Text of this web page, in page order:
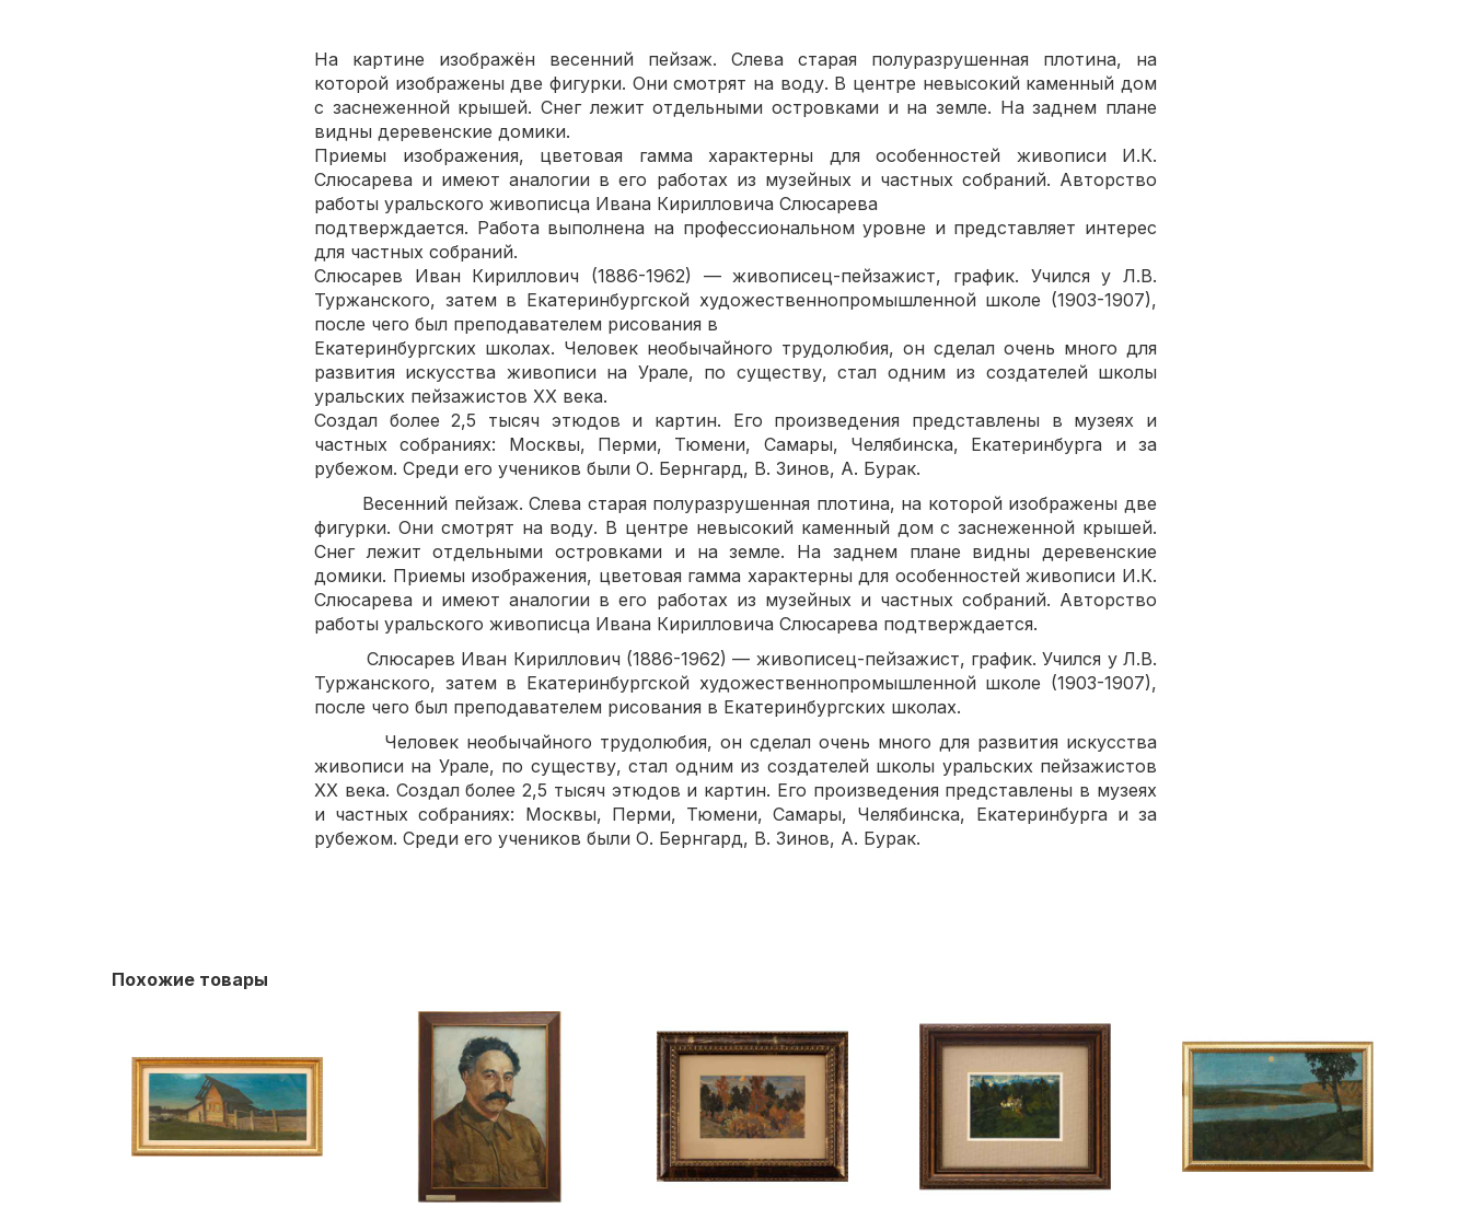
На картине изображён весенний пейзаж. Слева старая полуразрушенная плотина, на
которой изображены две фигурки. Они смотрят на воду. В центре невысокий каменный дом
с заснеженной крышей. Снег лежит отдельными островками и на земле. На заднем плане
видны деревенские домики.
Приемы изображения, цветовая гамма характерны для особенностей живописи И.К.
Слюсарева и имеют аналогии в его работах из музейных и частных собраний. Авторство
работы уральского живописца Ивана Кирилловича Слюсарева
подтверждается. Работа выполнена на профессиональном уровне и представляет интерес
для частных собраний.
Слюсарев Иван Кириллович (1886-1962) — живописец-пейзажист, график. Учился у Л.В.
Туржанского, затем в Екатеринбургской художественнопромышленной школе (1903-1907),
после чего был преподавателем рисования в
Екатеринбургских школах. Человек необычайного трудолюбия, он сделал очень много для
развития искусства живописи на Урале, по существу, стал одним из создателей школы
уральских пейзажистов XX века.
Создал более 2,5 тысяч этюдов и картин. Его произведения представлены в музеях и
частных собраниях: Москвы, Перми, Тюмени, Самары, Челябинска, Екатеринбурга и за
рубежом. Среди его учеников были О. Бернгард, В. Зинов, А. Бурак.
Весенний пейзаж. Слева старая полуразрушенная плотина, на которой изображены две
фигурки. Они смотрят на воду. В центре невысокий каменный дом с заснеженной крышей.
Снег лежит отдельными островками и на земле. На заднем плане видны деревенские
домики. Приемы изображения, цветовая гамма характерны для особенностей живописи И.К.
Слюсарева и имеют аналогии в его работах из музейных и частных собраний. Авторство
работы уральского живописца Ивана Кирилловича Слюсарева подтверждается.
Слюсарев Иван Кириллович (1886-1962) — живописец-пейзажист, график. Учился у Л.В.
Туржанского, затем в Екатеринбургской художественнопромышленной школе (1903-1907),
после чего был преподавателем рисования в Екатеринбургских школах.
Человек необычайного трудолюбия, он сделал очень много для развития искусства
живописи на Урале, по существу, стал одним из создателей школы уральских пейзажистов
XX века. Создал более 2,5 тысяч этюдов и картин. Его произведения представлены в музеях
и частных собраниях: Москвы, Перми, Тюмени, Самары, Челябинска, Екатеринбурга и за
рубежом. Среди его учеников были О. Бернгард, В. Зинов, А. Бурак.
Похожие товары